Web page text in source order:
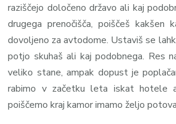
raziščejo določeno državo ali kaj
drugega prenočišča, poiščeš kakšen
dovoljeno za avtodome. Ustaviš se
potjo skuhaš ali kaj podobnega. Res
veliko stane, ampak dopust je
rabimo v začetku leta iskat hotele
poiščemo kraj kamor imamo željo